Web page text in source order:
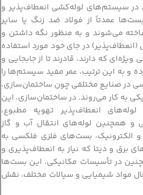
سیستم‌های لوله‌کشی انعطاف‌پذیر و
عمدتاً از فولاد ضد زنگ یا سایر
ساخته می‌شوند و به منظور نگه داشتن و
در جای خود مورد استفاده
که دارند، قادرند تا از جابجایی و
و به این ترتیب، عمر مفید سیستم‌ها را
در صنایع مختلفی چون ساختمان‌سازی،
به کار می‌روند. در ساختمان‌سازی، این
انعطاف‌پذیر تهویه مطبوع،
همچنین لوله‌های انتقال آب و گاز
الکترونیک، بست‌های فلزی فلکسی به
برق و دیتا که نیاز به انعطاف‌پذیری و
در تأسیسات مکانیکی، این بست‌ها
مواد شیمیایی و سیالات مختلف، نقش